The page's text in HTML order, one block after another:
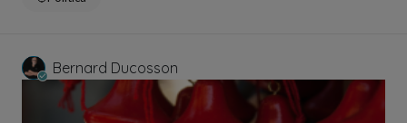
Bernard Ducosson